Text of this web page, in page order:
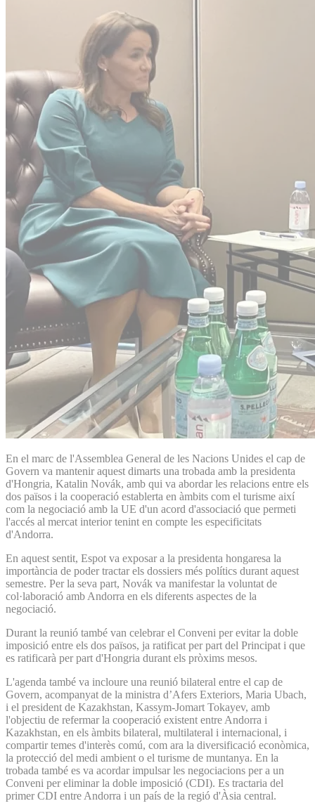
En el marc de l'Assemblea General de les Nacions Unides el cap de
Govern va mantenir aquest dimarts una trobada amb la presidenta
d'Hongria, Katalin Novák, amb qui va abordar les relacions entre els
dos països i la cooperació establerta en àmbits com el turisme així
com la negociació amb la UE d'un acord d'associació que permeti
l'accés al mercat interior tenint en compte les especificitats
d'Andorra.
En aquest sentit, Espot va exposar a la presidenta hongaresa la
importància de poder tractar els dossiers més polítics durant aquest
semestre. Per la seva part, Novák va manifestar la voluntat de
col·laboració amb Andorra en els diferents aspectes de la
negociació.
Durant la reunió també van celebrar el Conveni per evitar la doble
imposició entre els dos països, ja ratificat per part del Principat i que
es ratificarà per part d'Hongria durant els pròxims mesos.
L'agenda també va incloure una reunió bilateral entre el cap de
Govern, acompanyat de la ministra d’Afers Exteriors, Maria Ubach,
i el president de Kazakhstan, Kassym-Jomart Tokayev, amb
l'objectiu de refermar la cooperació existent entre Andorra i
Kazakhstan, en els àmbits bilateral, multilateral i internacional, i
compartir temes d'interès comú, com ara la diversificació econòmica,
la protecció del medi ambient o el turisme de muntanya. En la
trobada també es va acordar impulsar les negociacions per a un
Conveni per eliminar la doble imposició (CDI). Es tractaria del
primer CDI entre Andorra i un país de la regió d'Àsia central.